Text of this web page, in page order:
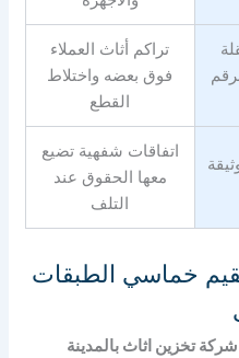
تراكم أثاث العملاء
فوق بعضه واختلاط
القطع
اتفاقات شفهية تضيع
معها الحقوق عند
التلف
خماسي الطبقات
تخزين اثاث بالمدينة